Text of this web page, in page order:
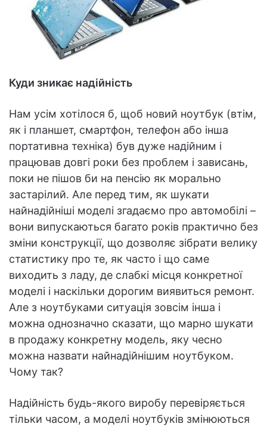
Куди зникає надійність
Нам усім хотілося б, щоб новий ноутбук (втім,
як і планшет, смартфон, телефон або інша
портативна техніка) був дуже надійним і
працював довгі роки без проблем і зависань,
поки не пішов би на пенсію як морально
застарілий. Але перед тим, як шукати
найнадійніші моделі згадаємо про автомобілі –
вони випускаються багато років практично без
зміни конструкції, що дозволяє зібрати велику
статистику про те, як часто і що саме
виходить з ладу, де слабкі місця конкретної
моделі і наскільки дорогим виявиться ремонт.
Але з ноутбуками ситуація зовсім інша і
можна однозначно сказати, що марно шукати
в продажу конкретну модель, яку чесно
можна назвати найнадійнішим ноутбуком.
Чому так?
Надійність будь-якого виробу перевіряється
тільки часом, а моделі ноутбуків змінюються